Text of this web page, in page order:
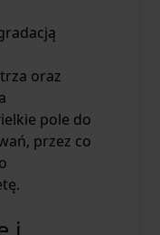
oraz
pole do
przez co